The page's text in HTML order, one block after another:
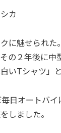
カ
に魅せられ
の２年後に中
いTシャツ」
日オートバ
しました。